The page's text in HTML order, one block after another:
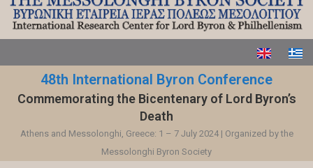
48th International Byron Conference
Commemorating the Bicentenary of Lord Byron’s
Death
Athens and Messolonghi, Greece: 1 – 7 July 2024 | Organized by the
Messolonghi Byron Society